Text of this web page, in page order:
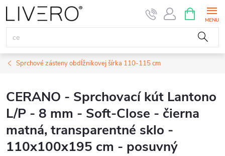
Prejsť
na
obsah
KOŠÍK
Sprchové zásteny obdĺžnikovej šírka 110-115 cm
CERANO - Sprchovací kút Lantono
L/P - 8 mm - Soft-Close - čierna
matná, transparentné sklo -
110x100x195 cm - posuvný